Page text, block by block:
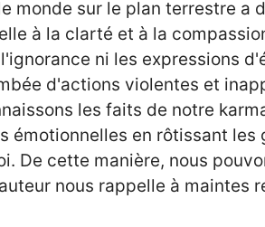
monde sur le plan terrestre a
à la clarté et à la
ni les expressions
d'actions violentes et
les faits de notre
émotionnelles en rôtissant
De cette manière, nous
nous rappelle à maintes